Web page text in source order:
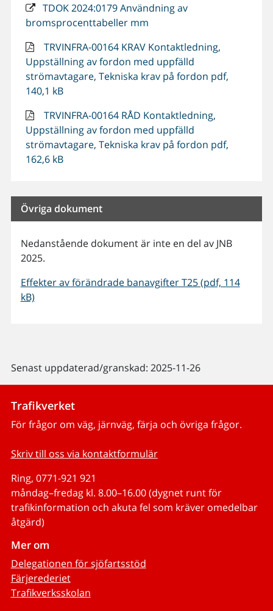
TDOK 2024:0179 Användning av
bromsprocenttabeller mm
TRVINFRA-00164 KRAV Kontaktledning,
Uppställning av fordon med uppfälld
strömavtagare, Tekniska krav på fordon pdf,
140,1 kB
TRVINFRA-00164 RÅD Kontaktledning,
Uppställning av fordon med uppfälld
strömavtagare, Tekniska krav på fordon pdf,
162,6 kB
Övriga dokument
Nedanstående dokument är inte en del av JNB
2025.
Effekter av förändrade banavgifter T25 (pdf, 114
kB)
Senast uppdaterad/granskad: 2025-11-26
Trafikverket
För frågor om väg, järnväg, färja och övriga frågor.
Skriv till oss via kontaktformulär
Ring, 0771-921 921
måndag–fredag kl. 8.00–16.00 (dygnet runt för
trafikinformation och akuta fel som kräver omedelbar
åtgärd)
Mer om
Delegationen för sjöfartsstöd
Färjerederiet
Trafikverksskolan